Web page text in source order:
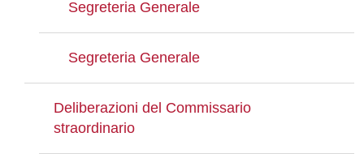
Segreteria Generale
Segreteria Generale
Deliberazioni del Commissario
straordinario